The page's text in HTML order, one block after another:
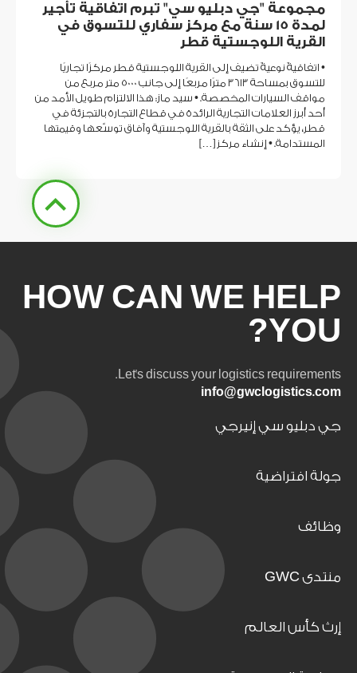
مجموعة "جي دبليو سي" تبرم اتفاقية تأجير
لمدة 15 سنة مع مركز سفاري للتسوق في
القرية اللوجستية قطر
• اتفاقيةٌ نوعيةٌ تضيف إلى القرية اللوجستية قطر مركزًا تجاريًا
للتسوق بمساحة 3613 مترًا مربعًا إلى جانب 5000 متر مربع من
مواقف السيارات المخصصة. • سيد ماز: هذا الالتزام طويل الأمد من
أحد أبرز العلامات التجارية الرائدة في قطاع التجارة بالتجزئة في
قطر، يؤكد على الثقة بالقرية اللوجستية وآفاق توسّعها وقيمتها
المستدامة. • إنشاء مركز […]
HOW CAN WE HELP
YOU?
Let's discuss your logistics requirements.
info@gwclogistics.com
جي دبليو سي إنيرجي
جولة افتراضية
وظائف
منتدى GWC
إرث كأس العالم